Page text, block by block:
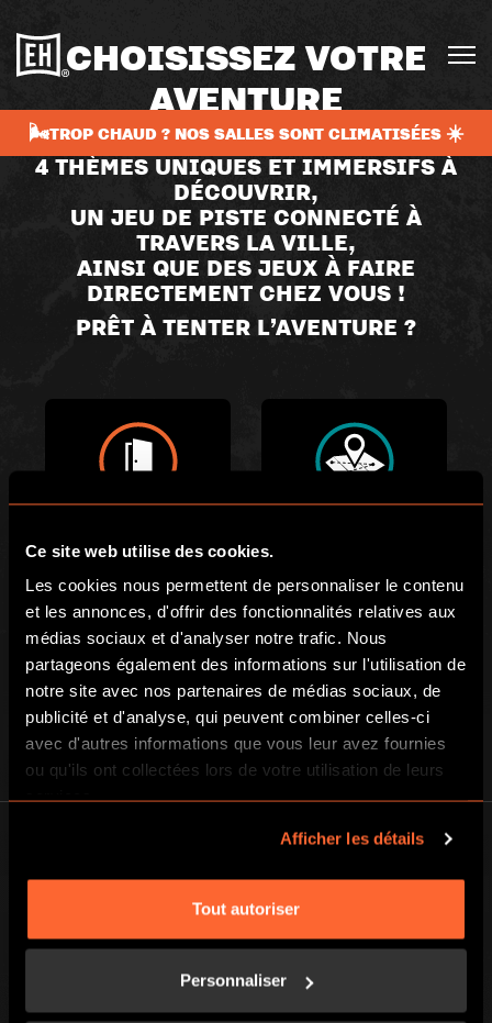
Ce site web utilise des cookies.
Les cookies nous permettent de personnaliser le contenu
et les annonces, d'offrir des fonctionnalités relatives aux
médias sociaux et d'analyser notre trafic. Nous
partageons également des informations sur l'utilisation de
notre site avec nos partenaires de médias sociaux, de
publicité et d'analyse, qui peuvent combiner celles-ci
avec d'autres informations que vous leur avez fournies
ou qu'ils ont collectées lors de votre utilisation de leurs
services.
Afficher les détails
Tout autoriser
Personnaliser
🌬️TROP CHAUD ? NOS SALLES SONT CLIMATISÉES ☀️
CHOISISSEZ VOTRE
AVENTURE
4 THÈMES UNIQUES ET IMMERSIFS À
DÉCOUVRIR,
UN JEU DE PISTE CONNECTÉ À
TRAVERS LA VILLE,
AINSI QUE DES JEUX À FAIRE
DIRECTEMENT CHEZ VOUS !
PRÊT À TENTER L’AVENTURE ?
ESCAPE GAMES
CHEZ VOUS
BGP ESCAPE
75009, France
Escape Hunt Group Limited (UK CRN: 10676408)